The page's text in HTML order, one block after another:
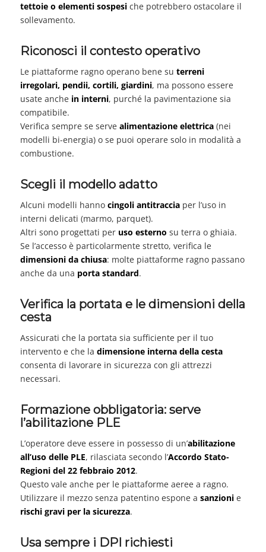
tettoie o elementi sospesiche potrebbero ostacolare il
sollevamento.
Riconosci il contesto operativo
Le piattaforme ragno operano bene su terreni
irregolari, pendii, cortili, giardini, ma possono essere
usate anche in interni, purché la pavimentazione sia
compatibile.
Verifica sempre se serve alimentazione elettrica(nei
modelli bi-energia) o se puoi operare solo in modalità a
combustione.
Scegli il modello adatto
Alcuni modelli hanno cingoli antitracciaper l’uso in
interni delicati (marmo, parquet).
Altri sono progettati per uso esterno su terra o ghiaia.
Se l’accesso è particolarmente stretto, verifica le
dimensioni da chiusa: molte piattaforme ragno passano
anche da una porta standard.
Verifica la portata e le dimensioni della
cesta
Assicurati che la portata sia sufficiente per il tuo
intervento e che la dimensione interna della cesta
consenta di lavorare in sicurezza con gli attrezzi
necessari.
Formazione obbligatoria: serve
l’abilitazione PLE
L’operatore deve essere in possesso di un’abilitazione
all’uso delle PLE, rilasciata secondo l’Accordo Stato-
Regioni del 22 febbraio 2012.
Questo vale anche per le piattaforme aeree a ragno.
Utilizzare il mezzo senza patentino espone a sanzionie
rischi gravi per la sicurezza.
Usa sempre i DPI richiesti